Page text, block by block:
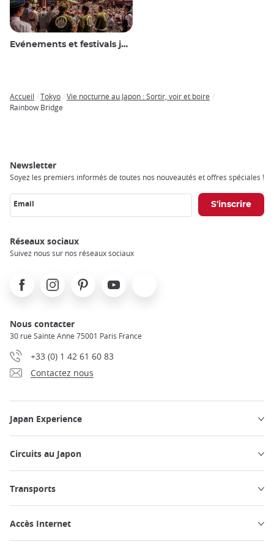
Evénements et festivals japonais
Breadcrumb
Accueil Tokyo
Vie nocturne au Japon : Sortir, voir et boire
Rainbow Bridge
Newsletter
Soyez les premiers informés de toutes nos nouveautés et offres spéciales !
Email
Réseaux sociaux
Suivez nous sur nos réseaux sociaux
FacebookInstagramPinterest Youtube
Nous contacter
30 rue Sainte Anne 75001 Paris France
+33 (0) 1 42 61 60 83
Contactez nous
Japan Experience
Circuits au Japon
Transports
Accès Internet